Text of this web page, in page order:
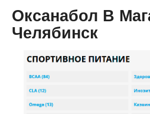
Оксанабол В Магазине
Челябинск